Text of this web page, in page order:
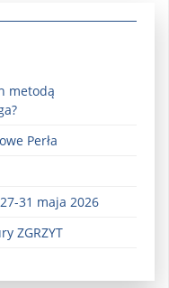
metodą
Perła
31 maja 2026
ZGRZYT